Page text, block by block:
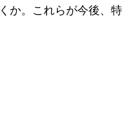
か。これらが今後、特